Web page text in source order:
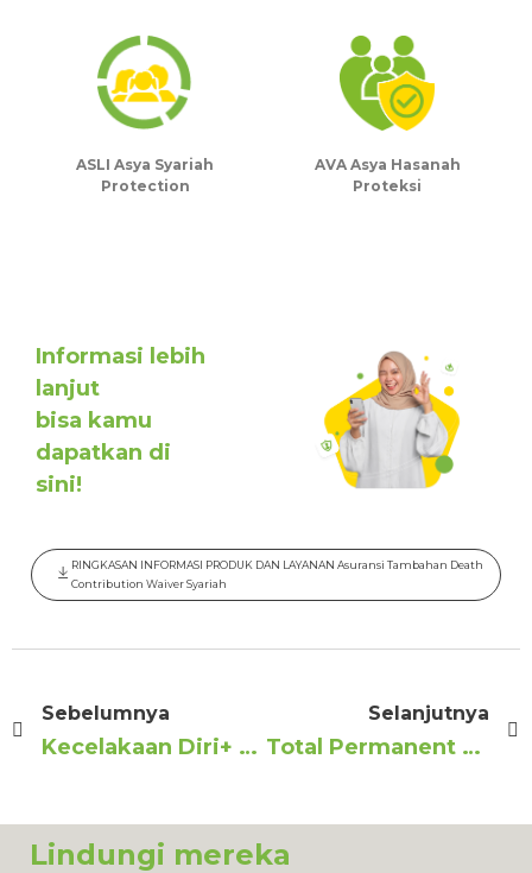
ASLI Asya Syariah
Protection
AVA Asya Hasanah
Proteksi
Informasi lebih
lanjut
bisa kamu
dapatkan di
sini!
RINGKASAN INFORMASI PRODUK DAN LAYANAN Asuransi Tambahan Death
Contribution Waiver Syariah
Sebelumnya
Kecelakaan Diri+ Syariah
Selanjutnya
Total Permanent Disability Contribution Waiver Syariah
Lindungi mereka